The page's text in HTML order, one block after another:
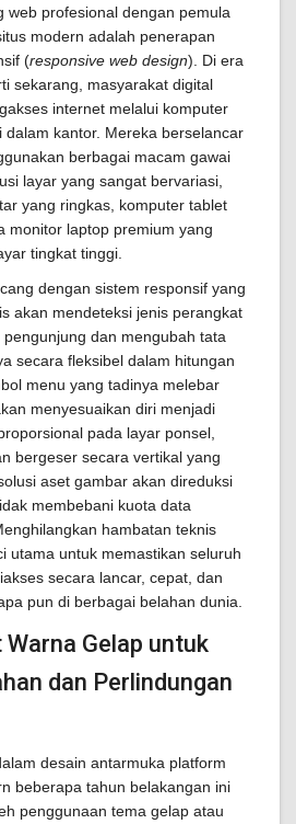
web profesional dengan pemula
modern adalah penerapan
(responsive web design). Di era
sekarang, masyarakat digital
internet melalui komputer
dalam kantor. Mereka berselancar
berbagai macam gawai
layar yang sangat bervariasi,
yang ringkas, komputer tablet
monitor laptop premium yang
tingkat tinggi.
dengan sistem responsif yang
akan mendeteksi jenis perangkat
dan mengubah tata
secara fleksibel dalam hitungan
menu yang tadinya melebar
menyesuaikan diri menjadi
pada layar ponsel,
bergeser secara vertikal yang
aset gambar akan direduksi
membebani kuota data
hambatan teknis
utama untuk memastikan seluruh
secara lancar, cepat, dan
pun di berbagai belahan dunia.
Gelap untuk
dan Perlindungan
desain antarmuka platform
beberapa tahun belakangan ini
penggunaan tema gelap atau